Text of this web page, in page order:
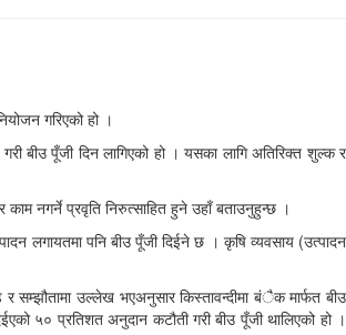
गरिएको हो ।
बीउ पूँजी दिन लागिएको हो । यसका लागि अतिरिक्त शुल्क र
नगर्ने प्रवृति निरुत्साहित हुने उहाँ बताउनुहुन्छ ।
लगायतमा पनि बीउ पूँजी दिईने छ । कृषि व्यवसाय (उत्पादन
र सम्झौतामा उल्लेख भएअनुसार किस्तावन्दीमा बंैक मार्फत बीउ
५० प्रतिशत अनुदान कटौती गरी बीउ पूँजी थालिएको हो ।